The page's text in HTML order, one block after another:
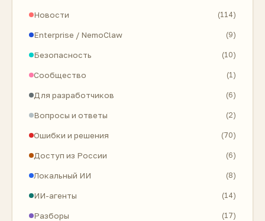
Новости (114)
Enterprise / NemoClaw (9)
Безопасность (10)
Сообщество (1)
Для разработчиков (6)
Вопросы и ответы (2)
Ошибки и решения (70)
Доступ из России (6)
Локальный ИИ (8)
ИИ-агенты (14)
Разборы (17)